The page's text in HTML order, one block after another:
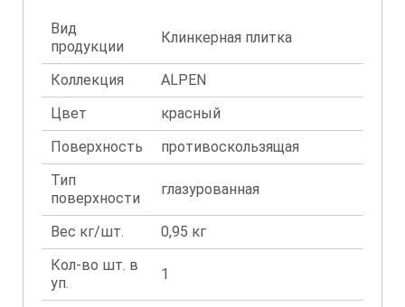
Вид
продукции
Клинкерная плитка
Коллекция
ALPEN
Цвет
красный
Поверхность
противоскользящая
Тип
поверхности
глазурованная
Вес кг/шт.
0,95 кг
Кол-во шт. в
уп.
1